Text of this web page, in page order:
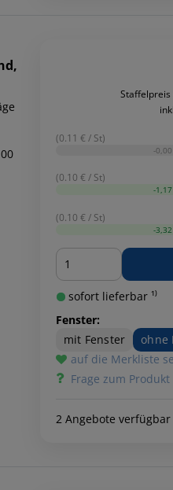
Staffelpreis
(0.11 € / St)
-
(0.10 € / St)
-
(0.10 € / St)
-
Menge
sofort lieferbar ¹⁾
Fenster:
mit Fenster
ohne
auf die Merkliste
Frage zum Produkt
2 Angebote verfügbar